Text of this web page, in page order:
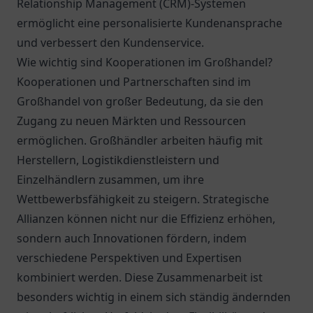
Relationship Management (CRM)-Systemen
ermöglicht eine personalisierte Kundenansprache
und verbessert den Kundenservice.
Wie wichtig sind Kooperationen im Großhandel?
Kooperationen und Partnerschaften sind im
Großhandel von großer Bedeutung, da sie den
Zugang zu neuen Märkten und Ressourcen
ermöglichen. Großhändler arbeiten häufig mit
Herstellern, Logistikdienstleistern und
Einzelhändlern zusammen, um ihre
Wettbewerbsfähigkeit zu steigern. Strategische
Allianzen können nicht nur die Effizienz erhöhen,
sondern auch Innovationen fördern, indem
verschiedene Perspektiven und Expertisen
kombiniert werden. Diese Zusammenarbeit ist
besonders wichtig in einem sich ständig ändernden